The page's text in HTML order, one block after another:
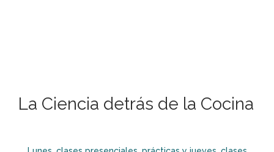
La Ciencia detrás de la Cocina